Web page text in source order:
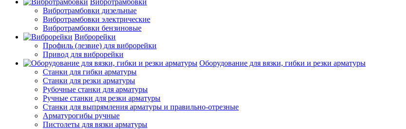
Вибротрамбовки
Вибротрамбовки дизельные
Вибротрамбовки электрические
Вибротрамбовки бензиновые
Виброрейки
Профиль (лезвие) для виброрейки
Привод для виброрейки
Оборудование для вязки, гибки и резки арматуры
Станки для гибки арматуры
Станки для резки арматуры
Рубочные станки для арматуры
Ручные станки для резки арматуры
Станки для выпрямления арматуры и правильно-отрезные
Арматурогибы ручные
Пистолеты для вязки арматуры